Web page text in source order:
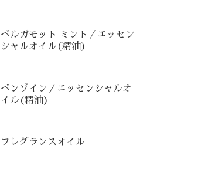
ベルガモット ミント／エッセン
シャルオイル(精油)
ベンゾイン／エッセンシャルオ
イル(精油)
フレグランスオイル